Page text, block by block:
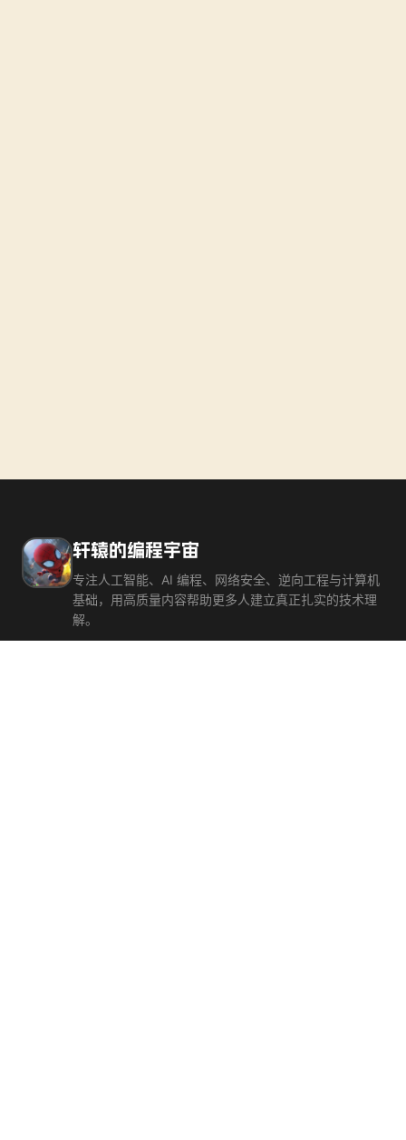
轩辕的编程宇宙
专注人工智能、AI 编程、网络安全、逆向工程与计算机
基础，用高质量内容帮助更多人建立真正扎实的技术理
解。